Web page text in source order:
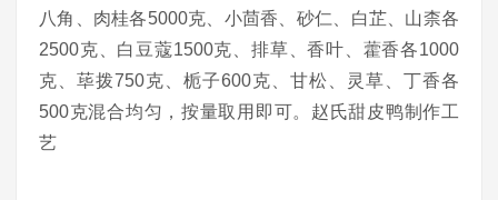
八角、肉桂各5000克、小茴香、砂仁、白芷、山柰各
2500克、白豆蔻1500克、排草、香叶、藿香各1000
克、荜拨750克、栀子600克、甘松、灵草、丁香各
500克混合均匀，按量取用即可。赵氏甜皮鸭制作工
艺